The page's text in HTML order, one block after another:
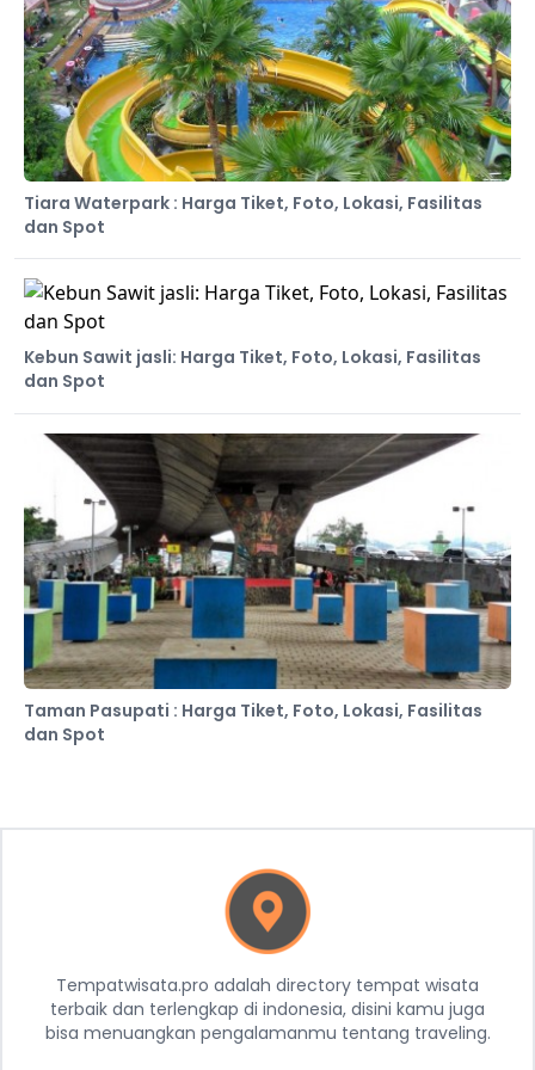
Tiara Waterpark : Harga Tiket, Foto, Lokasi, Fasilitas
dan Spot
Kebun Sawit jasli: Harga Tiket, Foto, Lokasi, Fasilitas
dan Spot
Taman Pasupati : Harga Tiket, Foto, Lokasi, Fasilitas
dan Spot
Tempatwisata.pro adalah directory tempat wisata
terbaik dan terlengkap di indonesia, disini kamu juga
bisa menuangkan pengalamanmu tentang traveling.